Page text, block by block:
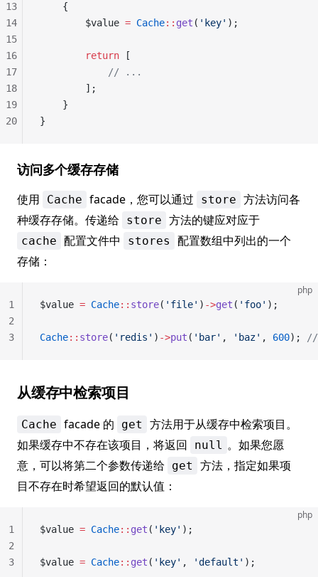
    {
        $value
= Cache:: get ( 'key' );
        return
[
            // ...
        ];
    }
}
13
14
15
16
17
18
19
20
访问多个缓存存储
使用 Cache facade，您可以通过 store 方法访问各
种缓存存储。传递给 store 方法的键应对应于
cache 配置文件中 stores
配置数组中列出的一个
存储：
php
$value = Cache:: store( 'file' ) ->get ( 'foo' );
Cache:: store( 'redis' ) ->put ( 'bar' , 'baz' , 600); //
1
2
3
从缓存中检索项目
Cache facade 的 get
方法用于从缓存中检索项目。
如果缓存中不存在该项目，将返回
null 。如果您愿
意，可以将第二个参数传递给 get
方法，指定如果项
目不存在时希望返回的默认值：
php
$value = Cache:: get ( 'key' );
$value = Cache:: get ( 'key' , 'default' );
1
2
3